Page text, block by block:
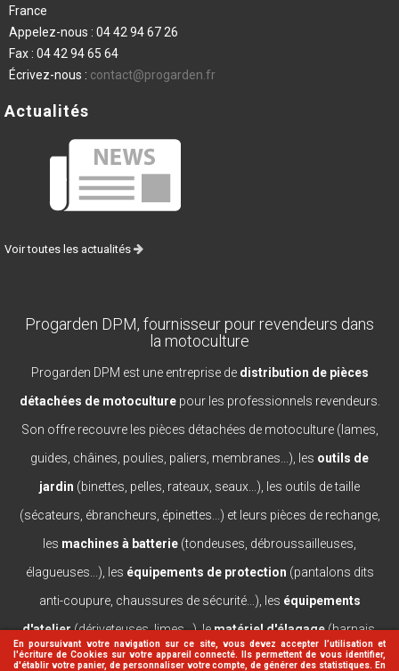
En poursuivant votre navigation sur ce site, vous devez accepter l’utilisation et
l'écriture de Cookies sur votre appareil connecté. Ils permettent de vous identifier,
d'établir votre panier, de personnaliser votre compte, de générer des statistiques. En
France
Appelez-nous : 04 42 94 67 26
Fax : 04 42 94 65 64
Écrivez-nous : contact@progarden.fr
Actualités
Voir toutes les actualités
Progarden DPM, fournisseur pour revendeurs dans
la motoculture
Progarden DPM est une entreprise de distribution de pièces
détachées de motoculturepour les professionnels revendeurs.
Son offre recouvre les pièces détachées de motoculture (lames,
guides, châines, poulies, paliers, membranes...), les outils de
jardin (binettes, pelles, rateaux, seaux...), les outils de taille
(sécateurs, ébrancheurs, épinettes...) et leurs pièces de rechange,
les machines à batterie (tondeuses, débroussailleuses,
élagueuses...), les équipements de protection (pantalons dits
anti-coupure, chaussures de sécurité...), les équipements
d'atelier(dériveteuses, limes...), lematériel d'élagage(harnais,
casques, lanceurs...).